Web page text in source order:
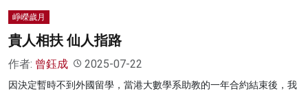
崢嶸歲月
貴人相扶 仙人指路
作者: 曾鈺成 2025-07-22
因決定暫時不到外國留學，當港大數學系助教的一年合約結束後，我